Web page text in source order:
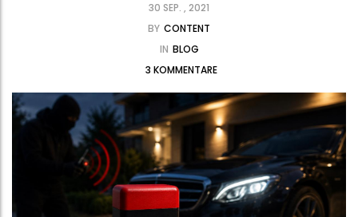
30 SEP. , 2021
BY CONTENT
IN BLOG
3 KOMMENTARE